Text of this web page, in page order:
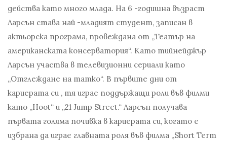
действа като много млада. На 6 -годишна възраст
Ларсън става най -младият студент, записан в
актьорска програма, провеждана от „Театър на
американската консерватория“. Като тийнейджър
Ларсън участва в телевизионни сериали като
„Отглеждане на татко“. В първите дни от
кариерата си , тя играе поддържащи роли във филми
като „Hoot“ и „21 Jump Street.“ Ларсън получава
първата голяма почивка в кариерата си, когато е
избрана да играе главната роля във филма „Short Term